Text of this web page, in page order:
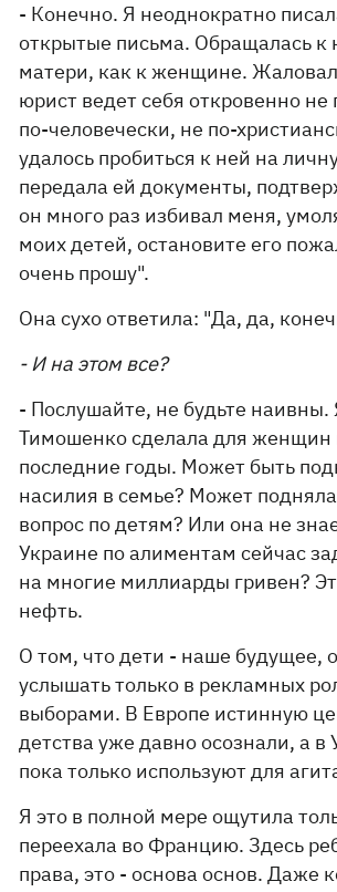
- Конечно. Я неоднократно
открытые письма. Обращалась к
матери, как к женщине.
юрист ведет себя откровенно
по-человечески, не по-
удалось пробиться к ней на
передала ей документы,
он много раз избивал меня,
моих детей, остановите его
очень прошу".
Она сухо ответила: "Да, да,
- И на этом все?
- Послушайте, не будьте наивны.
Тимошенко сделала для женщин
последние годы. Может быть
насилия в семье? Может
вопрос по детям? Или она не
Украине по алиментам сейчас
на многие миллиарды гривен?
нефть.
О том, что дети - наше будущее,
услышать только в рекламных
выборами. В Европе истинную
детства уже давно осознали, а в
пока только используют для
Я это в полной мере ощутила
переехала во Францию. Здесь
права, это - основа основ. Даже